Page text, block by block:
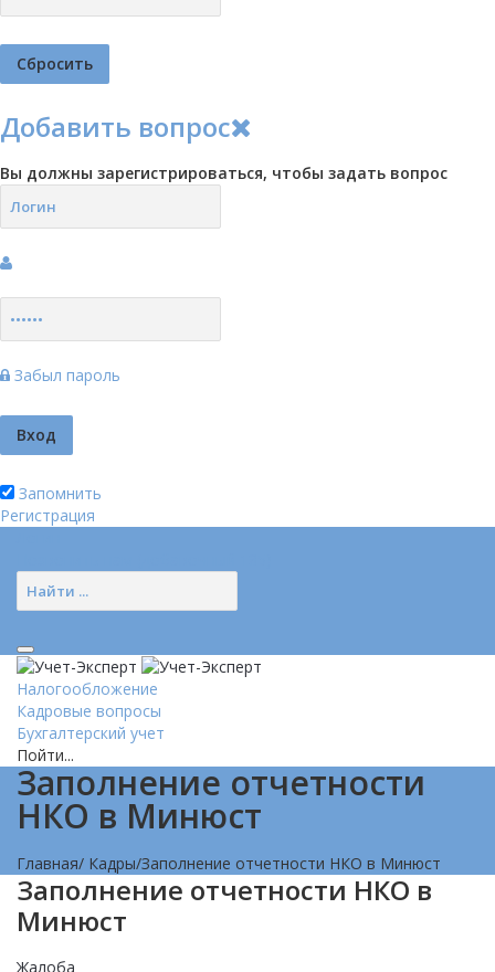
Добавить вопрос
Вы должны зарегистрироваться, чтобы задать вопрос
Забыл пароль
Запомнить
Регистрация
Налогообложение
Кадровые вопросы
Бухгалтерский учет
Пойти...
Заполнение отчетности
НКО в Минюст
Главная/ Кадры/Заполнение отчетности НКО в Минюст
Заполнение отчетности НКО в
Минюст
Жалоба